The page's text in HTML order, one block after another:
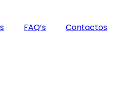
FAQ’s
Contactos